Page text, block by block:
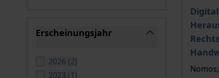
Erscheinungsjahr
2026 (2verfügbare Produkte
)
2023 (1verfügbare Produkte
)
Der